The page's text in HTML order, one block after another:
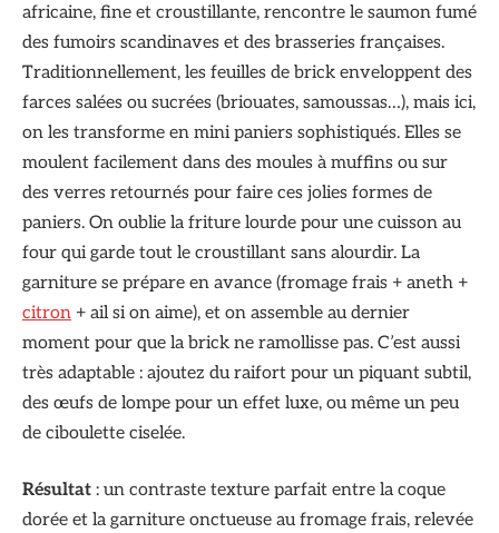
africaine, fine et croustillante, rencontre le saumon fumé
des fumoirs scandinaves et des brasseries françaises.
Traditionnellement, les feuilles de brick enveloppent des
farces salées ou sucrées (briouates, samoussas…), mais ici,
on les transforme en mini paniers sophistiqués. Elles se
moulent facilement dans des moules à muffins ou sur
des verres retournés pour faire ces jolies formes de
paniers. On oublie la friture lourde pour une cuisson au
four qui garde tout le croustillant sans alourdir. La
garniture se prépare en avance (fromage frais + aneth +
citron + ail si on aime), et on assemble au dernier
moment pour que la brick ne ramollisse pas. C’est aussi
très adaptable : ajoutez du raifort pour un piquant subtil,
des œufs de lompe pour un effet luxe, ou même un peu
de ciboulette ciselée.
Résultat : un contraste texture parfait entre la coque
dorée et la garniture onctueuse au fromage frais, relevée